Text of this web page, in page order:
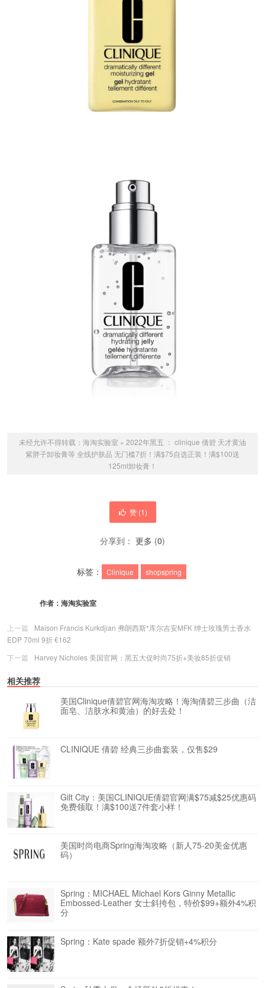
未经允许不得转载： 海淘实验室 » 2022年黑五 ： clinique 倩碧 天才黄油
紫胖子卸妆膏等 全线护肤品 无门槛7折！满$75自选正装！满$100送
125ml卸妆膏！
赞 (1)
分享到： 更多 (0)
标签： Clinique shopspring
作者： 海淘实验室
上一篇
Maison Francis Kurkdjian 弗朗西斯*库尔吉安MFK 绅士玫瑰男士香水
EDP 70ml 9折 €162
下一篇
Harvey Nicholes 美国官网：黑五大促时尚75折+美妆85折促销
相关推荐
美国Clinique倩碧官网海淘攻略！海淘倩碧三步曲（洁
面皂、洁肤水和黄油）的好去处！
CLINIQUE 倩碧 经典三步曲套装，仅售$29
Gilt City：美国CLINIQUE倩碧官网满$75减$25优惠码
免费领取！满$100送7件套小样！
美国时尚电商Spring海淘攻略（新人75-20美金优惠
码）
Spring：MICHAEL Michael Kors Ginny Metallic
Embossed-Leather 女士斜挎包，特价$99+额外4%积
分
Spring：Kate spade 额外7折促销+4%积分